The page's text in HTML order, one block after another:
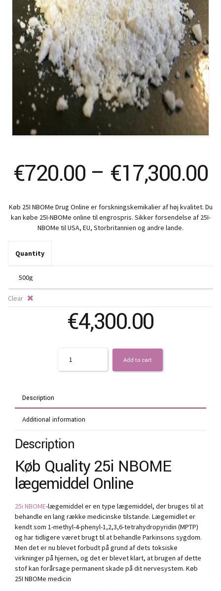
€720.00 – €17,300.00
Køb 25I NBOMe Drug Online er forskningskemikalier af høj kvalitet. Du
kan købe 25I-NBOMe online til engrospris. Sikker forsendelse af 25I-
NBOMe til USA, EU, Storbritannien og andre lande.
Quantity
Clear
€4,300.00
Add to cart
Description
Additional information
Description
Køb Quality 25i NBOME
lægemiddel Online
25i NBOME-lægemiddel er en type lægemiddel, der bruges til at
behandle en lang række medicinske tilstande. Lægemidlet er
kendt som 1-methyl-4-phenyl-1,2,3,6-tetrahydropyridin (MPTP)
og har tidligere været brugt til at behandle Parkinsons sygdom.
Men det er nu blevet forbudt på grund af dets toksiske
virkninger på hjernen, og det er blevet klart, at brugen af ​​dette
stof kan forårsage permanent skade på dit nervesystem. Køb
25I NBOMe medicin